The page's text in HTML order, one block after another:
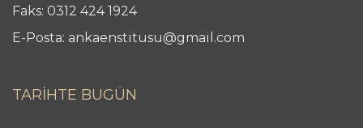
Faks: 0312 424 1924
E-Posta: ankaenstitusu@gmail.com
TARİHTE BUGÜN